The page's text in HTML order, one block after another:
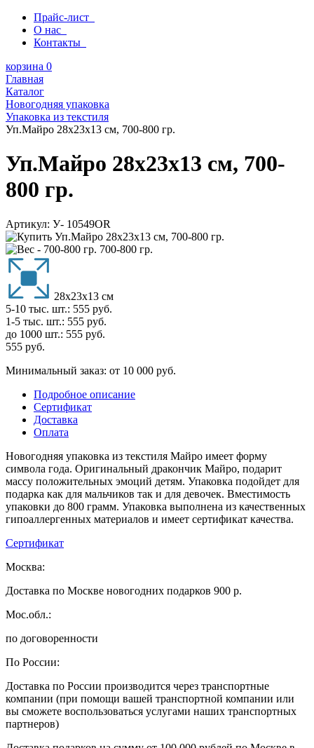
Прайс-лист
О нас
Контакты
корзина 0
Главная
Каталог
Новогодняя упаковка
Упаковка из текстиля
Уп.Майро 28х23х13 см, 700-800 гр.
Уп.Майро 28х23х13 см, 700-
800 гр.
Артикул: У- 10549OR
700-800 гр.
28х23х13 см
5-10 тыс. шт.: 555 руб.
1-5 тыс. шт.: 555 руб.
до 1000 шт.: 555 руб.
555 руб.
Минимальный заказ: от 10 000 руб.
Подробное описание
Сертификат
Доставка
Оплата
Новогодняя упаковка из текстиля Майро имеет форму
символа года. Оригинальный дракончик Майро, подарит
массу положительных эмоций детям. Упаковка подойдет для
подарка как для мальчиков так и для девочек. Вместимость
упаковки до 800 грамм. Упаковка выполнена из качественных
гипоаллергенных материалов и имеет сертификат качества.
Сертификат
Москва:
Доставка по Москве новогодних подарков 900 р.
Мос.обл.:
по договоренности
По России:
Доставка по России производится через транспортные
компании (при помощи вашей транспортной компании или
вы сможете воспользоваться услугами наших транспортных
партнеров)